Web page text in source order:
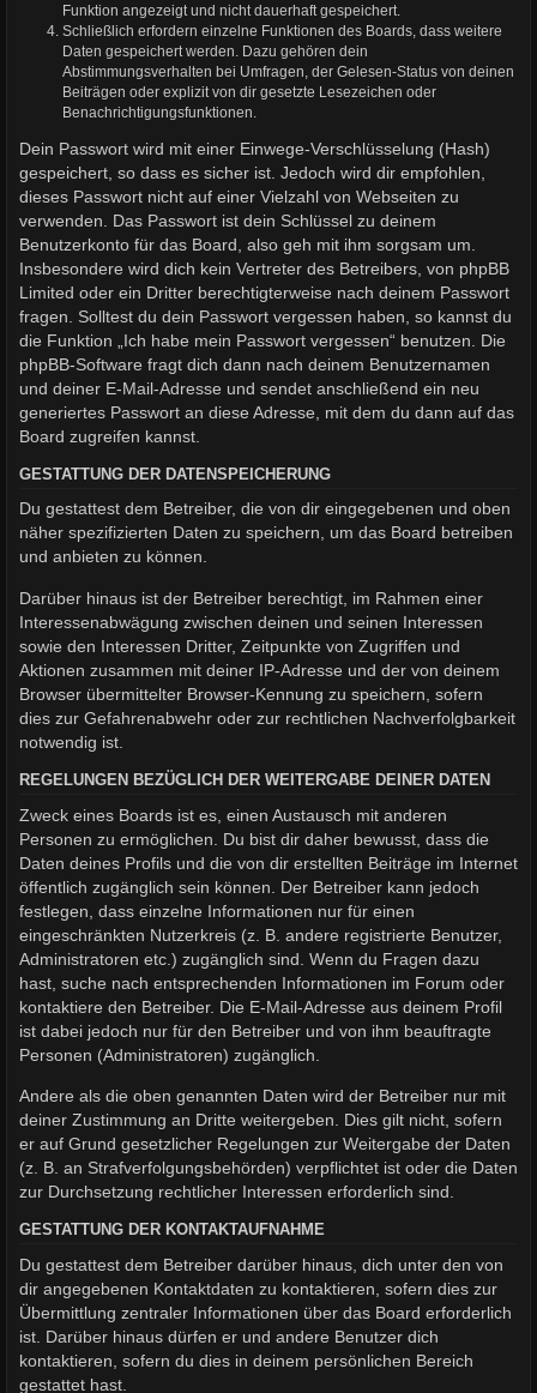
Funktion angezeigt und nicht dauerhaft gespeichert.
Schließlich erfordern einzelne Funktionen des Boards, dass weitere
Daten gespeichert werden. Dazu gehören dein
Abstimmungsverhalten bei Umfragen, der Gelesen-Status von deinen
Beiträgen oder explizit von dir gesetzte Lesezeichen oder
Benachrichtigungsfunktionen.
Dein Passwort wird mit einer Einwege-Verschlüsselung (Hash)
gespeichert, so dass es sicher ist. Jedoch wird dir empfohlen,
dieses Passwort nicht auf einer Vielzahl von Webseiten zu
verwenden. Das Passwort ist dein Schlüssel zu deinem
Benutzerkonto für das Board, also geh mit ihm sorgsam um.
Insbesondere wird dich kein Vertreter des Betreibers, von phpBB
Limited oder ein Dritter berechtigterweise nach deinem Passwort
fragen. Solltest du dein Passwort vergessen haben, so kannst du
die Funktion „Ich habe mein Passwort vergessen“ benutzen. Die
phpBB-Software fragt dich dann nach deinem Benutzernamen
und deiner E-Mail-Adresse und sendet anschließend ein neu
generiertes Passwort an diese Adresse, mit dem du dann auf das
Board zugreifen kannst.
GESTATTUNG DER DATENSPEICHERUNG
Du gestattest dem Betreiber, die von dir eingegebenen und oben
näher spezifizierten Daten zu speichern, um das Board betreiben
und anbieten zu können.
Darüber hinaus ist der Betreiber berechtigt, im Rahmen einer
Interessenabwägung zwischen deinen und seinen Interessen
sowie den Interessen Dritter, Zeitpunkte von Zugriffen und
Aktionen zusammen mit deiner IP-Adresse und der von deinem
Browser übermittelter Browser-Kennung zu speichern, sofern
dies zur Gefahrenabwehr oder zur rechtlichen Nachverfolgbarkeit
notwendig ist.
REGELUNGEN BEZÜGLICH DER WEITERGABE DEINER DATEN
Zweck eines Boards ist es, einen Austausch mit anderen
Personen zu ermöglichen. Du bist dir daher bewusst, dass die
Daten deines Profils und die von dir erstellten Beiträge im Internet
öffentlich zugänglich sein können. Der Betreiber kann jedoch
festlegen, dass einzelne Informationen nur für einen
eingeschränkten Nutzerkreis (z. B. andere registrierte Benutzer,
Administratoren etc.) zugänglich sind. Wenn du Fragen dazu
hast, suche nach entsprechenden Informationen im Forum oder
kontaktiere den Betreiber. Die E-Mail-Adresse aus deinem Profil
ist dabei jedoch nur für den Betreiber und von ihm beauftragte
Personen (Administratoren) zugänglich.
Andere als die oben genannten Daten wird der Betreiber nur mit
deiner Zustimmung an Dritte weitergeben. Dies gilt nicht, sofern
er auf Grund gesetzlicher Regelungen zur Weitergabe der Daten
(z. B. an Strafverfolgungsbehörden) verpflichtet ist oder die Daten
zur Durchsetzung rechtlicher Interessen erforderlich sind.
GESTATTUNG DER KONTAKTAUFNAHME
Du gestattest dem Betreiber darüber hinaus, dich unter den von
dir angegebenen Kontaktdaten zu kontaktieren, sofern dies zur
Übermittlung zentraler Informationen über das Board erforderlich
ist. Darüber hinaus dürfen er und andere Benutzer dich
kontaktieren, sofern du dies in deinem persönlichen Bereich
gestattet hast.